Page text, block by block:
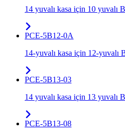
14 yuvalı kasa için 10 yuvalı
PCE-5B12-0A
14-yuvalı kasa için 12-yuvalı
PCE-5B13-03
14 yuvalı kasa için 13 yuvalı
PCE-5B13-08